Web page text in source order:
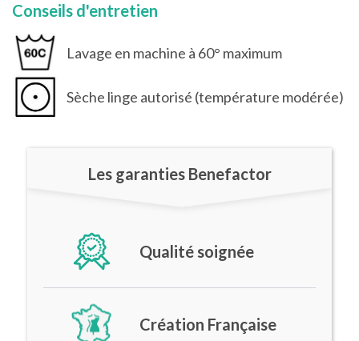
Conseils d'entretien
Lavage en machine à 60° maximum
Sèche linge autorisé (température modérée)
Les garanties Benefactor
Qualité soignée
Création Française